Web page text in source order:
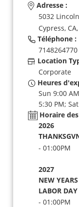
Adresse :
5032
Cypress, CA,
Téléphone :
7148264770
Location
Corporate
Heures
Sun 9:00
5:30 PM;
Horaire
2026
- 01:00PM
2027
NEW
LABOR DAY
- 01:00PM